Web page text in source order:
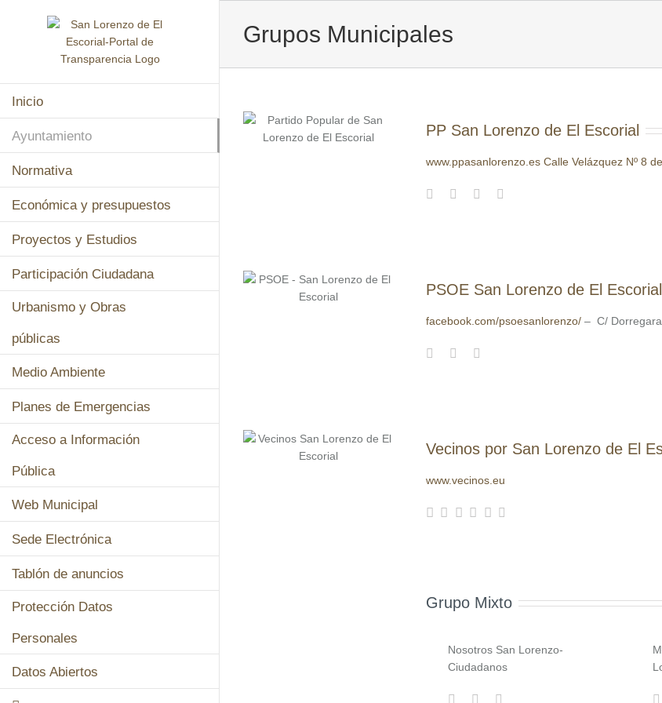
Inicio
Ayuntamiento
Normativa
Económica y presupuestos
Proyectos y Estudios
Participación Ciudadana
Urbanismo y Obras
públicas
Medio Ambiente
Planes de Emergencias
Acceso a Información
Pública
Web Municipal
Sede Electrónica
Tablón de anuncios
Protección Datos
Personales
Datos Abiertos
Grupos Municipales
PP San Lorenzo de El Escorial
www.ppasanlorenzo.es Calle Velázquez Nº 8
PSOE San Lorenzo de El Escorial
facebook.com/psoesanlorenzo/– C/
Vecinos por San Lorenzo de El
www.vecinos.eu
Grupo Mixto
Nosotros San Lorenzo-
Ciudadanos